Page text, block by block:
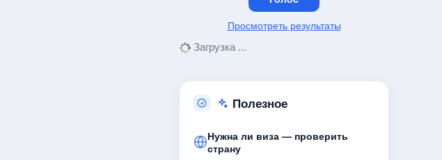
Просмотреть результаты
Загрузка ...
Полезное
Нужна ли виза — проверить
страну